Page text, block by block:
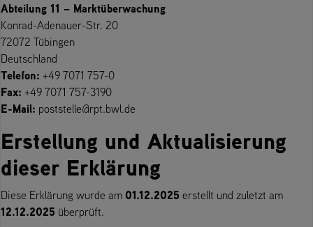
Abteilung 11 – Marktüberwachung
Konrad-Adenauer-Str. 20
72072 Tübingen
Deutschland
Telefon: +49 7071 757-0
Fax: +49 7071 757-3190
E-Mail: poststelle@rpt.bwl.de
Erstellung und Aktualisierung
dieser Erklärung
Diese Erklärung wurde am 01.12.2025 erstellt und zuletzt am
12.12.2025 überprüft.